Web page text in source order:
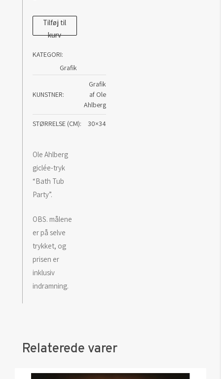
Bath
Tub
Ole
Tilføj til
kurv
KATEGORI:
Grafik
KUNSTNER
Grafik
af Ole
Ahlberg
STØRRELSE (CM) 30×34
Ole Ahlberg
giclée-tryk
“Bath Tub
Party”.
OBS. målene
er på selve
trykket, og
prisen er
inklusiv
indramning.
Relaterede varer